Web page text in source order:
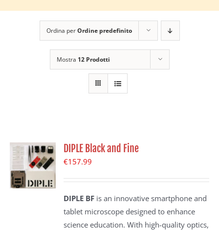
Ordina perOrdine predefinito
Mostra 12 Prodotti
DIPLE Black and Fine
€157.99
DIPLE BF is an innovative smartphone and
tablet microscope designed to enhance
science education. With high-quality optics,